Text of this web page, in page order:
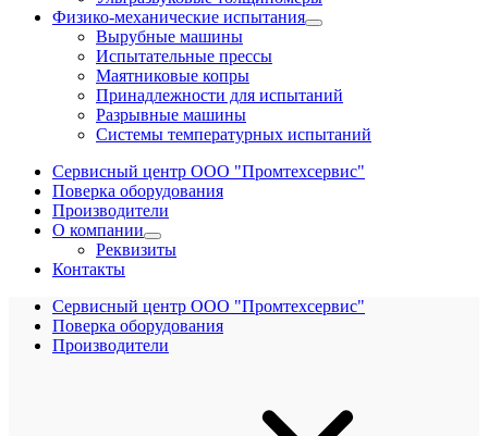
Физико-механические испытания
Вырубные машины
Испытательные прессы
Маятниковые копры
Принадлежности для испытаний
Разрывные машины
Системы температурных испытаний
Сервисный центр ООО "Промтехсервис"
Поверка оборудования
Производители
О компании
Реквизиты
Контакты
Сервисный центр ООО "Промтехсервис"
Поверка оборудования
Производители